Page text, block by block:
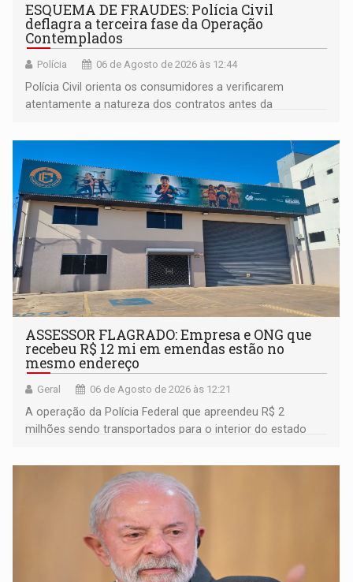
ESQUEMA DE FRAUDES: Polícia Civil
deflagra a terceira fase da Operação
Contemplados
Polícia 06 de Agosto de 2026 às 12:44
Polícia Civil orienta os consumidores a verificarem
atentamente a natureza dos contratos antes da
ASSESSOR FLAGRADO: Empresa e ONG que
recebeu R$ 12 mi em emendas estão no
mesmo endereço
Geral 06 de Agosto de 2026 às 12:21
A operação da Polícia Federal que apreendeu R$ 2
milhões sendo transportados para o interior do estado
ligação do suspeito com um deputado federal do União
Brasil por Rondônia